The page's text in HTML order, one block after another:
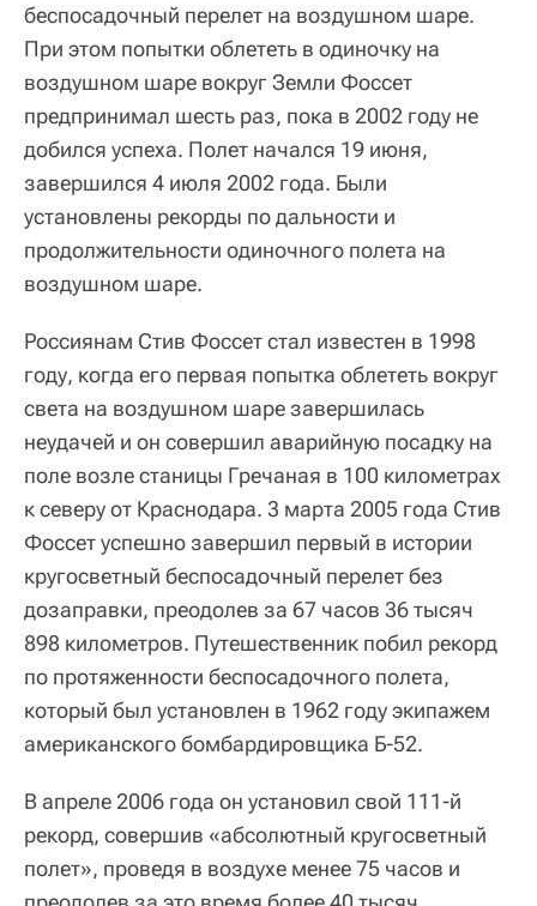
беспосадочный перелет на воздушном шаре.
При этом попытки облететь в одиночку на
воздушном шаре вокруг Земли Фоссет
предпринимал шесть раз, пока в 2002 году не
добился успеха. Полет начался 19 июня,
завершился 4 июля 2002 года. Были
установлены рекорды по дальности и
продолжительности одиночного полета на
воздушном шаре.
Россиянам Стив Фоссет стал известен в 1998
году, когда его первая попытка облететь вокруг
света на воздушном шаре завершилась
неудачей и он совершил аварийную посадку на
поле возле станицы Гречаная в 100 километрах
к северу от Краснодара. 3 марта 2005 года Стив
Фоссет успешно завершил первый в истории
кругосветный беспосадочный перелет без
дозаправки, преодолев за 67 часов 36 тысяч
898 километров. Путешественник побил рекорд
по протяженности беспосадочного полета,
который был установлен в 1962 году экипажем
американского бомбардировщика Б-52.
В апреле 2006 года он установил свой 111-й
рекорд, совершив «абсолютный кругосветный
полет», проведя в воздухе менее 75 часов и